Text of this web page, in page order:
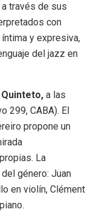
través de sus
con
y expresiva,
del jazz en
Quinteto, a las
299, CABA). El
propone un
La
género: Juan
en violín, Clément